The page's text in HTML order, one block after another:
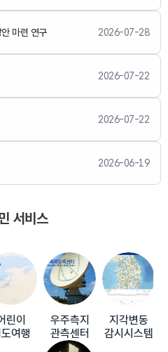
마련 연구 2026-07-28
2026-07-22
2026-07-22
2026-06-19
서비스
린이
여행
우주측지
관측센터
지각변동
감시시스템